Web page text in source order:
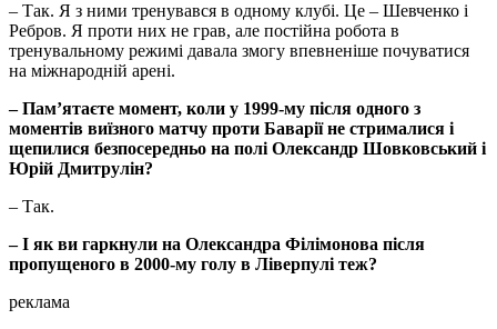
– Так. Я з ними тренувався в одному клубі. Це – Шевченко і
Ребров. Я проти них не грав, але постійна робота в
тренувальному режимі давала змогу впевненіше почуватися
на міжнародній арені.
– Пам’ятаєте момент, коли у 1999-му після одного з
моментів виїзного матчу проти Баварії не стрималися і
щепилися безпосередньо на полі Олександр Шовковський і
Юрій Дмитрулін?
– Так.
– І як ви гаркнули на Олександра Філімонова після
пропущеного в 2000-му голу в Ліверпулі теж?
реклама